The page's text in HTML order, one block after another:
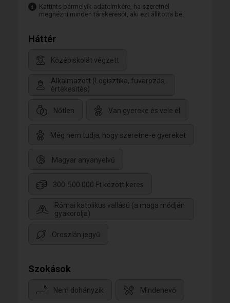
Kattints bármelyik adatcímkére, ha szeretnél
megnézni minden társkeresőt, aki ezt állította be.
Háttér
Középiskolát végzett
Alkalmazott (Logisztika, fuvarozás,
èrtèkesìtès)
Nőtlen Van gyereke és vele él
Még nem tudja, hogy szeretne-e gyereket
Magyar anyanyelvű
300-500.000 Ft között keres
Római katolikus vallású (a maga módján
gyakorolja)
Oroszlán jegyű
Szokások
Nem dohányzik Mindenevő